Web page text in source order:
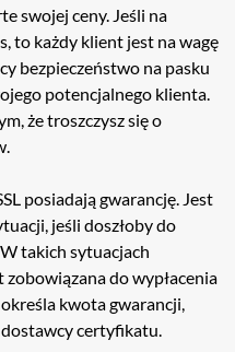
swojej ceny. Jeśli na
to każdy klient jest na wagę
bezpieczeństwo na pasku
potencjalnego klienta.
że troszczysz się o
posiadają gwarancję. Jest
jeśli doszłoby do
takich sytuacjach
zobowiązana do wypłacenia
kwota gwarancji,
certyfikatu.